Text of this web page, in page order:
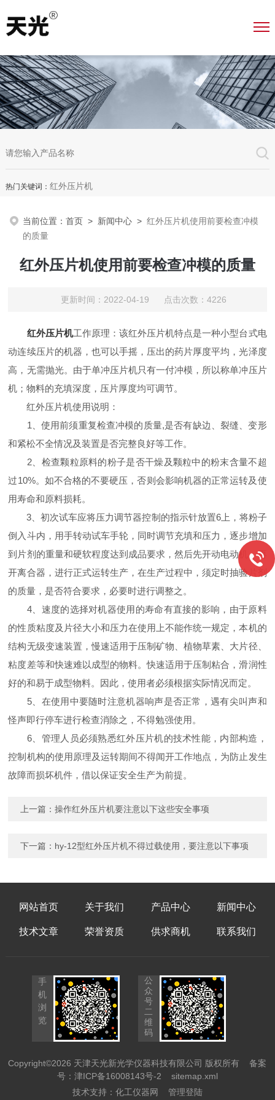
热门关键词： 红外压片机
当前位置：首页 > 新闻中心 >红外压片机使用前要检查冲模
的质量
红外压片机使用前要检查冲模的质量
更新时间：2022-04-19 点击次数：4226
红外压片机工作原理：该红外压片机特点是一种小型台式电
动连续压片的机器，也可以手摇，压出的药片厚度平均，光泽度
高，无需抛光。由于单冲压片机只有一付冲模，所以称单冲压片
机；物料的充填深度，压片厚度均可调节。
红外压片机使用说明：
1、使用前须重复检查冲模的质量,是否有缺边、裂缝、变形
和紧松不全情况及装置是否完整良好等工作。
2、检查颗粒原料的粉子是否干燥及颗粒中的粉末含量不超
过10%。如不合格的不要硬压，否则会影响机器的正常运转及使
用寿命和原料损耗。
3、初次试车应将压力调节器控制的指示针放置6上，将粉子
倒入斗内，用手转动试车手轮，同时调节充填和压力，逐步增加
到片剂的重量和硬软程度达到成品要求，然后先开动电动机，再
开离合器，进行正式运转生产，在生产过程中，须定时抽验片剂
的质量，是否符合要求，必要时进行调整之。
4、速度的选择对机器使用的寿命有直接的影响，由于原料
的性质粘度及片径大小和压力在使用上不能作统一规定，本机的
结构无级变速装置，慢速适用于压制矿物、植物草素、大片径、
粘度差等和快速难以成型的物料。快速适用于压制粘合，滑润性
好的和易于成型物料。因此，使用者必须根据实际情况而定。
5、在使用中要随时注意机器响声是否正常，遇有尖叫声和
怪声即行停车进行检查消除之，不得勉强使用。
6、管理人员必须熟悉红外压片机的技术性能，内部构造，
控制机构的使用原理及运转期间不得闻开工作地点，为防止发生
故障而损坏机件，借以保证安全生产为前提。
上一篇：操作红外压片机要注意以下这些安全事项
下一篇： hy-12型红外压片机不得过载使用，要注意以下事项
网站首页 关于我们 产品中心 新闻中心
技术文章 荣誉资质 供求商机 联系我们
手
机
浏
览
公
众
号
二
维
码
Copyright©2026 天津天光新光学仪器科技有限公司 版权所有备案
号：津ICP备16008143号-2
sitemap.xml
技术支持： 化工仪器网 管理登陆